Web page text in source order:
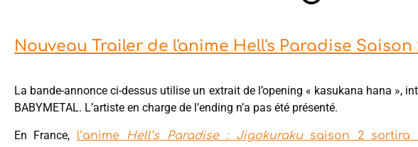
Nouveau Trailer de l'anime Hell's Paradise Saison
La bande-annonce ci-dessus utilise un extrait de l’opening « kasukana hana »,
BABYMETAL. L’artiste en charge de l’ending n’a pas été présenté.
En France, l’anime Hell’s Paradise : Jigokurakusaison 2 sortira